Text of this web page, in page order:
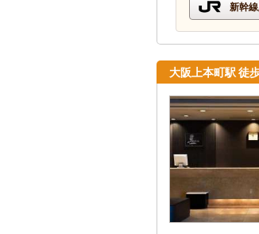
新幹
大阪上本町駅 徒